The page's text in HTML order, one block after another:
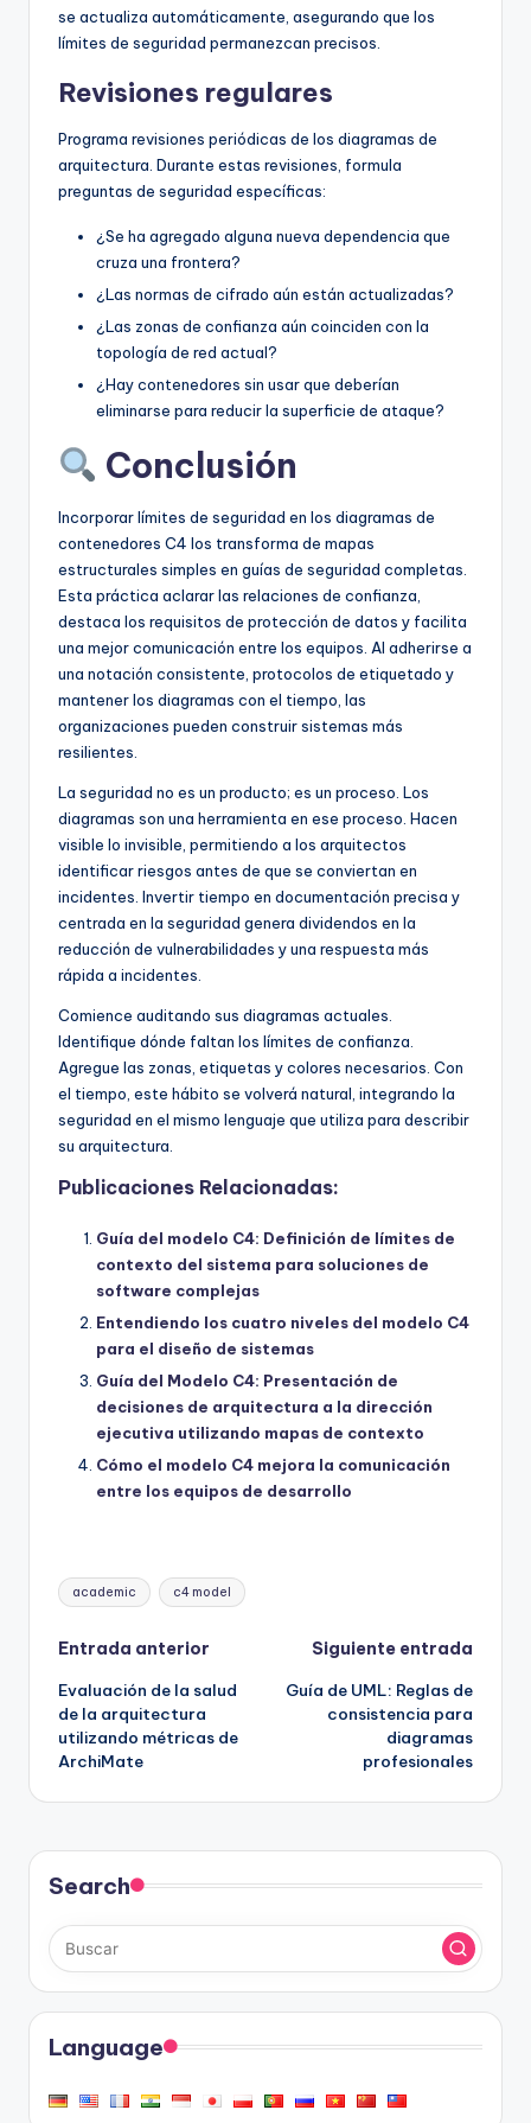
se actualiza automáticamente, asegurando que los
límites de seguridad permanezcan precisos.
Revisiones regulares
Programa revisiones periódicas de los diagramas de
arquitectura. Durante estas revisiones, formula
preguntas de seguridad específicas:
¿Se ha agregado alguna nueva dependencia que
cruza una frontera?
¿Las normas de cifrado aún están actualizadas?
¿Las zonas de confianza aún coinciden con la
topología de red actual?
¿Hay contenedores sin usar que deberían
eliminarse para reducir la superficie de ataque?
Conclusión
Incorporar límites de seguridad en los diagramas de
contenedores C4 los transforma de mapas
estructurales simples en guías de seguridad completas.
Esta práctica aclarar las relaciones de confianza,
destaca los requisitos de protección de datos y facilita
una mejor comunicación entre los equipos. Al adherirse a
una notación consistente, protocolos de etiquetado y
mantener los diagramas con el tiempo, las
organizaciones pueden construir sistemas más
resilientes.
La seguridad no es un producto; es un proceso. Los
diagramas son una herramienta en ese proceso. Hacen
visible lo invisible, permitiendo a los arquitectos
identificar riesgos antes de que se conviertan en
incidentes. Invertir tiempo en documentación precisa y
centrada en la seguridad genera dividendos en la
reducción de vulnerabilidades y una respuesta más
rápida a incidentes.
Comience auditando sus diagramas actuales.
Identifique dónde faltan los límites de confianza.
Agregue las zonas, etiquetas y colores necesarios. Con
el tiempo, este hábito se volverá natural, integrando la
seguridad en el mismo lenguaje que utiliza para describir
su arquitectura.
Publicaciones Relacionadas:
Guía del modelo C4: Definición de límites de
contexto del sistema para soluciones de
software complejas
Entendiendo los cuatro niveles del modelo C4
para el diseño de sistemas
Guía del Modelo C4: Presentación de
decisiones de arquitectura a la dirección
ejecutiva utilizando mapas de contexto
Cómo el modelo C4 mejora la comunicación
entre los equipos de desarrollo
Etiquetas:
academic c4 model
Navegación
de
entradas
Entrada anterior
Evaluación de la salud
de la arquitectura
utilizando métricas de
ArchiMate
Siguiente entrada
Guía de UML: Reglas de
consistencia para
diagramas
profesionales
Search
Language